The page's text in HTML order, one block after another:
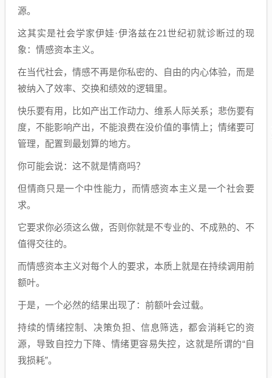
源。
这其实是社会学家伊娃·伊洛兹在21世纪初就诊断过的现
象：情感资本主义。
在当代社会，情感不再是你私密的、自由的内心体验，而是
被纳入了效率、交换和绩效的逻辑里。
快乐要有用，比如产出工作动力、维系人际关系；悲伤要有
度，不能影响产出，不能浪费在没价值的事情上；情绪要可
管理，配置到最划算的地方。
你可能会说：这不就是情商吗？
但情商只是一个中性能力，而情感资本主义是一个社会要
求。
它要求你必须这么做，否则你就是不专业的、不成熟的、不
值得交往的。
而情感资本主义对每个人的要求，本质上就是在持续调用前
额叶。
于是，一个必然的结果出现了：前额叶会过载。
持续的情绪控制、决策负担、信息筛选，都会消耗它的资
源，导致自控力下降、情绪更容易失控，这就是所谓的“自
我损耗”。